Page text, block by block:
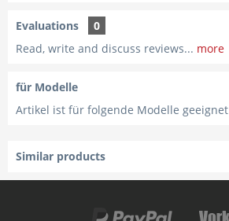
Evaluations
0
Read, write and discuss reviews... more
für Modelle
Artikel ist für folgende Modelle geeignet
Similar products